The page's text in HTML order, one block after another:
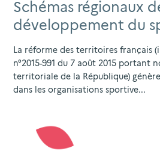
Schémas régionaux
développement du
La réforme des territoires français
n°2015-991 du 7 août 2015 portant
territoriale de la République)
dans les organisations sportive...